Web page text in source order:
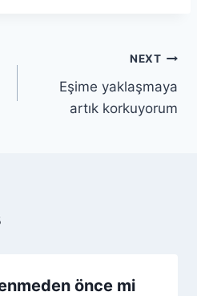
NEXT
Eşime yaklaşmaya
artık korkuyorum
önce mi